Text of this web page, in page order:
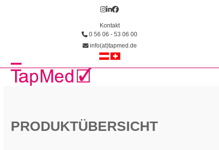
Instagram
LinkedIn
Facebook
Kontakt
0 56 06 - 53 06 00
info(at)tapmed.de
Open
Close
PRODUKTÜBERSICHT